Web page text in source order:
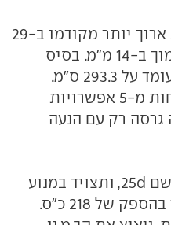
הדור השלישי של ב.מ.וו X5 ארוך יותר מקודמו ב-29
מ"מ, רחב יותר ב-5 מ"מ ונמוך ב-14 מ"מ. בסיס
הגלגלים לא השתנה, והוא עומד על 293.3 ס"מ.
בהיצע המנועים יהיו לא פחות מ-5 אפשרויות
גרסה רק עם הנעה
הגרסה הבסיסית תיקרא בשם 25d, ותצויד במנוע
טורבו-דיזל בנפח 2.0 ליטר בהספק של 218 כ"ס.